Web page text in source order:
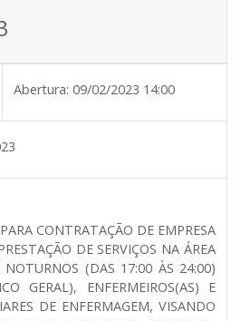
Abertura: 09/02/2023 14:00
CONTRATAÇÃO DE EMPRESA
DE SERVIÇOS NA ÁREA
(DAS 17:00 ÀS 24:00)
GERAL), ENFERMEIROS(AS) E
DE ENFERMAGEM, VISANDO